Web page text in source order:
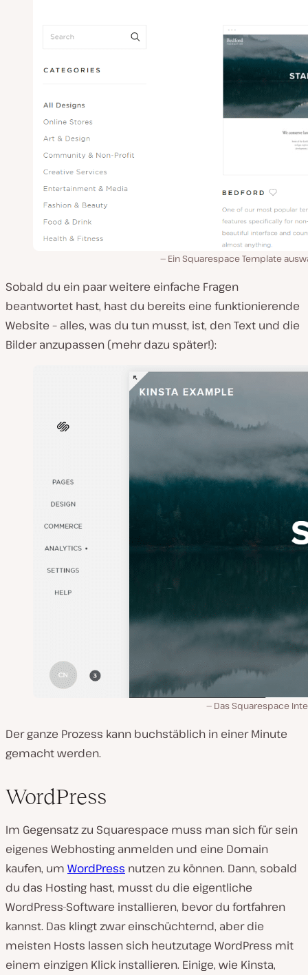
Ein Squarespace Template
Sobald du ein paar weitere einfache Fragen
beantwortet hast, hast du bereits eine funktionierende
Website – alles, was du tun musst, ist, den Text und die
Bilder anzupassen (mehr dazu später!):
Das Squarespace
Der ganze Prozess kann buchstäblich in einer Minute
gemacht werden.
WordPress
Im Gegensatz zu Squarespace muss man sich für sein
eigenes Webhosting anmelden und eine Domain
kaufen, um WordPress nutzen zu können. Dann, sobald
du das Hosting hast, musst du die eigentliche
WordPress-Software installieren, bevor du fortfahren
kannst. Das klingt zwar einschüchternd, aber die
meisten Hosts lassen sich heutzutage WordPress mit
einem einzigen Klick installieren. Einige, wie Kinsta,